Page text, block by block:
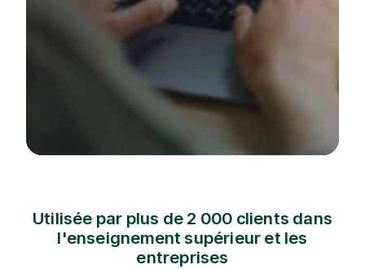
Utilisée par plus de 2 000 clients dans
l'enseignement supérieur et les
entreprises